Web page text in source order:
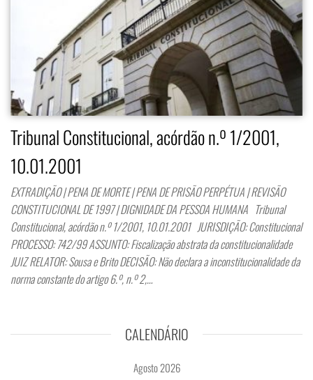
Tribunal Constitucional, acórdão n.º 1/2001,
10.01.2001
EXTRADIÇÃO | PENA DE MORTE | PENA DE PRISÃO PERPÉTUA | REVISÃO
CONSTITUCIONAL DE 1997 | DIGNIDADE DA PESSOA HUMANA Tribunal
Constitucional, acórdão n.º 1/2001, 10.01.2001 JURISDIÇÃO: Constitucional
PROCESSO: 742/99 ASSUNTO: Fiscalização abstrata da constitucionalidade
JUIZ RELATOR: Sousa e Brito DECISÃO: Não declara a inconstitucionalidade da
norma constante do artigo 6.º, n.º 2,…
CALENDÁRIO
Agosto 2026